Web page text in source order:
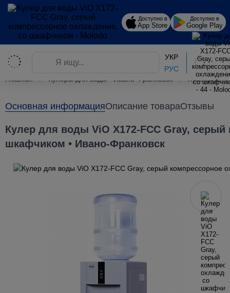
Доступно в
App Store
Доступно в
Google Play
УКР
РУС
Главная
Кулеры для воды • Ивано-Франковск Кулеры для
Основная информацияОписание товараОтзывы
Кулер для воды ViO X172-FCC Gray,
шкафчиком • Ивано-Франковск